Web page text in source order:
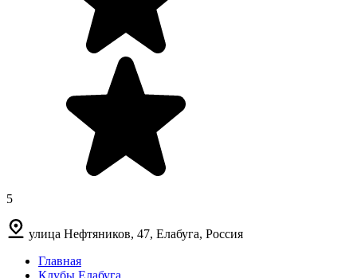
5
улица Нефтяников, 47, Елабуга, Россия
Главная
Клубы Елабуга